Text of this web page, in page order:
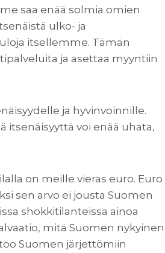
saa enää solmia omien
ulko- ja
itsellemme. Tämän
ja asettaa myyntiin
ja hyvinvoinnille.
itsenäisyyttä voi enää uhata,
on meille vieras euro. Euro
sen arvo ei jousta Suomen
shokkitilanteissa ainoa
mitä Suomen nykyinen
Suomen järjettömiin